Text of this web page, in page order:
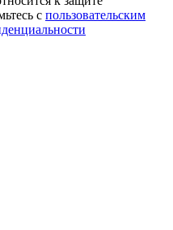
с пользовательским